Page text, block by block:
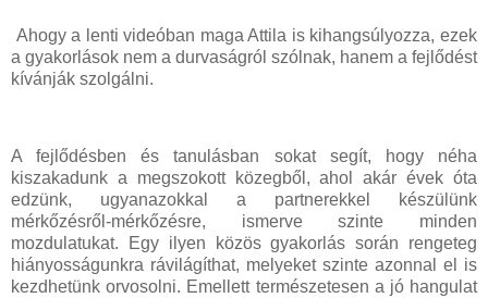
Ahogy a lenti videóban maga Attila is kihangsúlyozza, ezek
a gyakorlások nem a durvaságról szólnak, hanem a fejlődést
kívánják szolgálni.
A fejlődésben és tanulásban sokat segít, hogy néha
kiszakadunk a megszokott közegből, ahol akár évek óta
edzünk, ugyanazokkal a partnerekkel készülünk
mérkőzésről-mérkőzésre, ismerve szinte minden
mozdulatukat. Egy ilyen közös gyakorlás során rengeteg
hiányosságunkra rávilágíthat, melyeket szinte azonnal el is
kezdhetünk orvosolni. Emellett természetesen a jó hangulat